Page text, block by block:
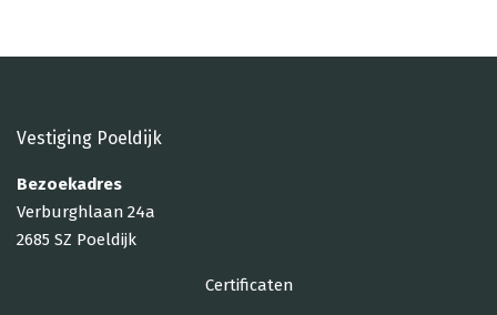
Vestiging Poeldijk
Bezoekadres
Verburghlaan 24a
2685 SZ Poeldijk
Certificaten